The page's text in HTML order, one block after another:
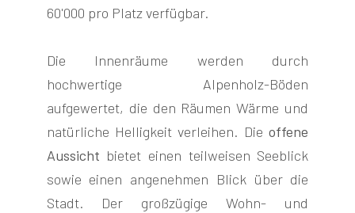
60'000 pro Platz verfügbar.
Die Innenräume werden durch
hochwertige Alpenholz-Böden
aufgewertet, die den Räumen Wärme und
natürliche Helligkeit verleihen. Dieoffene
Aussicht bietet einen teilweisen Seeblick
sowie einen angenehmen Blick über die
Stadt. Der großzügige Wohn- und